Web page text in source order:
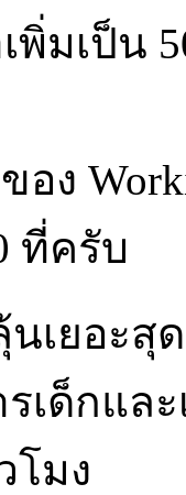
พิ่มเป็น
ง
ที่ครับ
เยอะสุ
เด็กแล
โมง